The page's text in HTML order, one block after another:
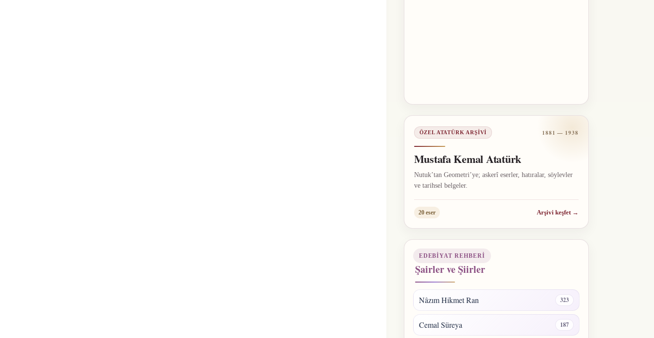
ÖZEL ATATÜRK ARŞIVI 1881 — 1938
Mustafa Kemal Atatürk
Nutuk’tan Geometri’ye; askerî eserler, hatıralar, söylevler
ve tarihsel belgeler.
20 eser Arşivi keşfet →
EDEBIYAT REHBERI
Şairler ve Şiirler
Nâzım Hikmet Ran 323
Cemal Süreya 187